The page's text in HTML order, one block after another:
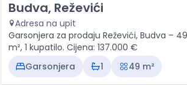
Prodaja - Stan Budva, Reževići
Budva, Reževići
Adresa na upit
Garsonjera za prodaju Reževići, Budva – 49
m², 1 kupatilo. Cijena: 137.000 €
Garsonjera
1 49 m²